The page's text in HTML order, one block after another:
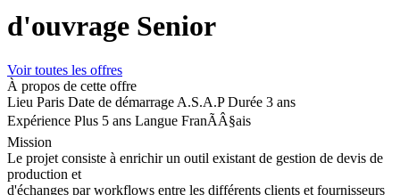
d'ouvrage Senior
Voir toutes les offres
À propos de cette offre
Lieu Paris Date de démarrage A.S.A.PDurée 3 ans
Expérience Plus 5 ans Langue FranÃÂ§ais
Mission
Le projet consiste à enrichir un outil existant de gestion de devis de
production et
d'échanges par workflows entre les différents clients et fournisseurs